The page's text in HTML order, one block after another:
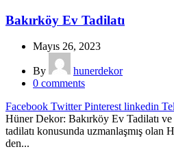
Bakırköy Ev Tadilatı
Mayıs 26, 2023
By
hunerdekor
0 comments
Facebook Twitter Pinterest linkedin
Hüner Dekor: Bakırköy Ev Tadilatı
tadilatı konusunda uzmanlaşmış olan
den...